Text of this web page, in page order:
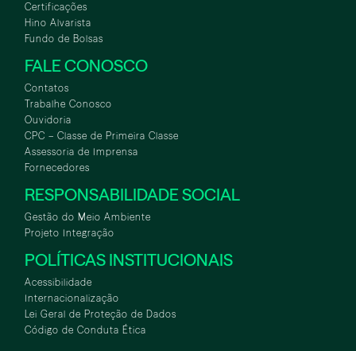
Certificações
Hino Alvarista
Fundo de Bolsas
FALE CONOSCO
Contatos
Trabalhe Conosco
Ouvidoria
CPC – Classe de Primeira Classe
Assessoria de Imprensa
Fornecedores
RESPONSABILIDADE SOCIAL
Gestão do Meio Ambiente
Projeto Integração
POLÍTICAS INSTITUCIONAIS
Acessibilidade
Internacionalização
Lei Geral de Proteção de Dados
Código de Conduta Ética